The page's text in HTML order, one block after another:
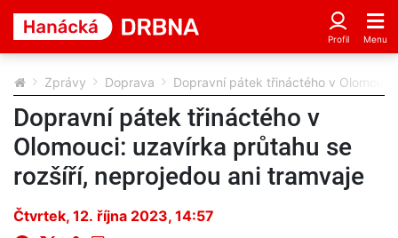
Zprávy Doprava Dopravní pátek třináctého v
Dopravní pátek třináctého v
Olomouci: uzavírka průtahu se
rozšíří, neprojedou ani tramvaje
Čtvrtek, 12. října 2023, 14:57